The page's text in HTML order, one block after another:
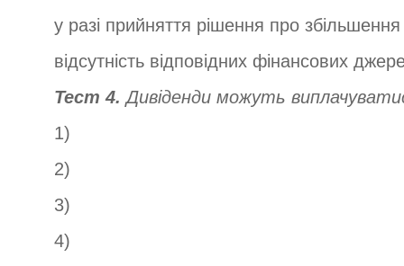
у разі прийняття рішення про збільшення
відсутність відповідних фінансових
Тест 4. Дивіденди можуть
1)
2)
3)
4)